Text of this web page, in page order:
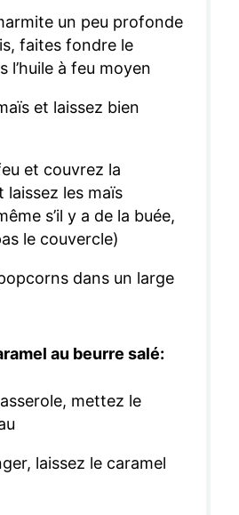
un peu profonde
faites fondre le
l’huile à feu moyen
et laissez bien
et couvrez la
laissez les maïs
s’il y a de la buée,
le couvercle)
dans un large
au beurre salé:
mettez le
laissez le caramel